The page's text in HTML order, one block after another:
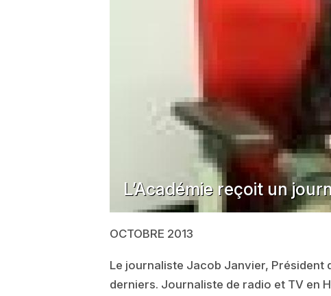
L’Académie reçoit un
OCTOBRE 2013
Le journaliste Jacob Janvier, Président
derniers. Journaliste de radio et TV en